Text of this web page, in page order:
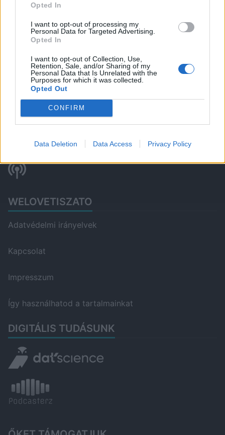
Opted In
I want to opt-out of processing my
Personal Data for Targeted Advertising.
Opted In
I want to opt-out of Collection, Use,
Retention, Sale, and/or Sharing of my
Personal Data that Is Unrelated with the
Purposes for which it was collected.
Opted Out
CONFIRM
Data Deletion Data Access Privacy Policy
leginkább a kikötőben mindenféle vízi
sporteszköz, vagy a kevésbé fitteknek a
motorcsónakos kirándulás opciója.
ITT IS FENT VAGYUNK
WELOVETISZATO
Adatvédelmi irányelvek
Kapcsolat
Impresszum
Így használhatod a tartalmainkat
DIGITÁLIS TUDÁSUNK